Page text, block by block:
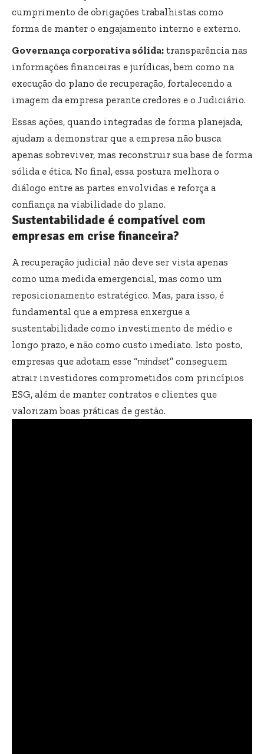
cumprimento de obrigações trabalhistas como
forma de manter o engajamento interno e externo.
Governança corporativa sólida: transparência nas
informações financeiras e jurídicas, bem como na
execução do plano de recuperação, fortalecendo a
imagem da empresa perante credores e o Judiciário.
Essas ações, quando integradas de forma planejada,
ajudam a demonstrar que a empresa não busca
apenas sobreviver, mas reconstruir sua base de forma
sólida e ética. No final, essa postura melhora o
diálogo entre as partes envolvidas e reforça a
confiança na viabilidade do plano.
Sustentabilidade é compatível com
empresas em crise financeira?
A recuperação judicial não deve ser vista apenas
como uma medida emergencial, mas como um
reposicionamento estratégico. Mas, para isso, é
fundamental que a empresa enxergue a
sustentabilidade como investimento de médio e
longo prazo, e não como custo imediato. Isto posto,
empresas que adotam esse “mindset” conseguem
atrair investidores comprometidos com princípios
ESG, além de manter contratos e clientes que
valorizam boas práticas de gestão.